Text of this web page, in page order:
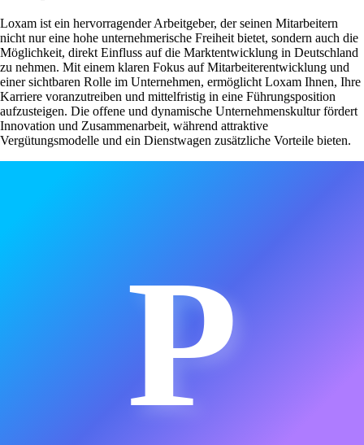
Loxam ist ein hervorragender Arbeitgeber, der seinen Mitarbeitern
nicht nur eine hohe unternehmerische Freiheit bietet, sondern auch die
Möglichkeit, direkt Einfluss auf die Marktentwicklung in Deutschland
zu nehmen. Mit einem klaren Fokus auf Mitarbeiterentwicklung und
einer sichtbaren Rolle im Unternehmen, ermöglicht Loxam Ihnen, Ihre
Karriere voranzutreiben und mittelfristig in eine Führungsposition
aufzusteigen. Die offene und dynamische Unternehmenskultur fördert
Innovation und Zusammenarbeit, während attraktive
Vergütungsmodelle und ein Dienstwagen zusätzliche Vorteile bieten.
P